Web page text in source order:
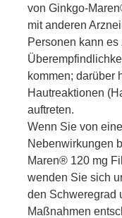
von Ginkgo-
mit anderen
Personen kann es
kommen; darüber
Hautreaktionen
auftreten.
Wenn Sie von
Nebenwirkungen
Maren® 120 mg
wenden Sie sich
den Schweregrad
Maßnahmen